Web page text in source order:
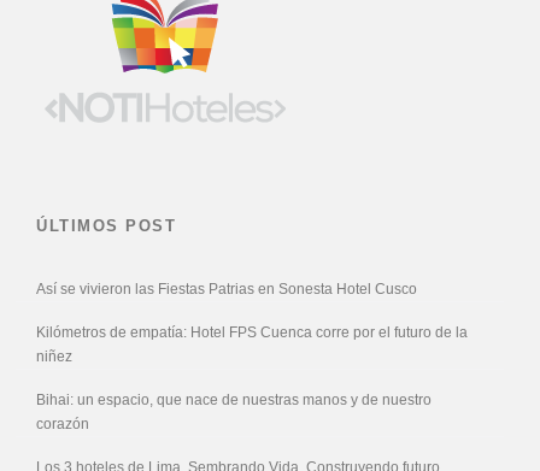
ÚLTIMOS POST
Así se vivieron las Fiestas Patrias en Sonesta Hotel Cusco
Kilómetros de empatía: Hotel FPS Cuenca corre por el futuro de la
niñez
Bihai: un espacio, que nace de nuestras manos y de nuestro
corazón
Los 3 hoteles de Lima, Sembrando Vida, Construyendo futuro